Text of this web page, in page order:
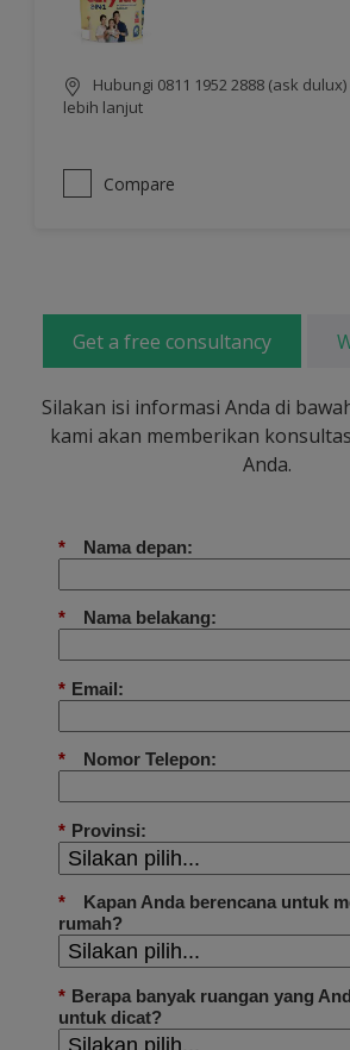
Hubungi 0811 1952 2888 (ask
lebih lanjut
Compare
Get a free consultancy
Silakan isi informasi Anda di
kami akan memberikan
Anda.